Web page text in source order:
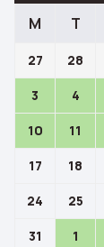
M T
27 28
3 4
10 11
17 18
24 25
31 1